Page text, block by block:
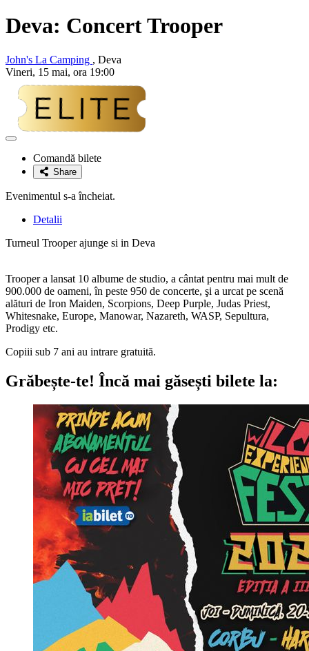
Deva: ConcertTrooper
John's La Camping , Deva
Vineri, 15 mai, ora 19:00
Adaugă
favoriteComandă bilete
Share
Evenimentul s-a încheiat.
Detalii
Turneul Trooper ajunge si in Deva
Trooper a lansat 10 albume de studio, a cântat pentru mai mult de
900.000 de oameni, în peste 950 de concerte, şi a urcat pe scenă
alături de Iron Maiden, Scorpions, Deep Purple, Judas Priest,
Whitesnake, Europe, Manowar, Nazareth, WASP, Sepultura,
Prodigy etc.
Copiii sub 7 ani au intrare gratuită.
Grăbește-te! Încă mai găsești bilete la: